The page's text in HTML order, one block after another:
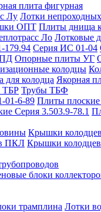
плита фигурная
Лу Лотки
ОПТ Плиты днища
Ло Лотковые
179.94 Серия ИС 01-04
Опорные плиты УГ
колодцы
для колодца Якорная
ТБР Трубы ТБФ
01-6-89 Плиты
Серия 3.503.9-78.1
Крышки
ПКЛ Крышки
блоки
трамплина Лотки